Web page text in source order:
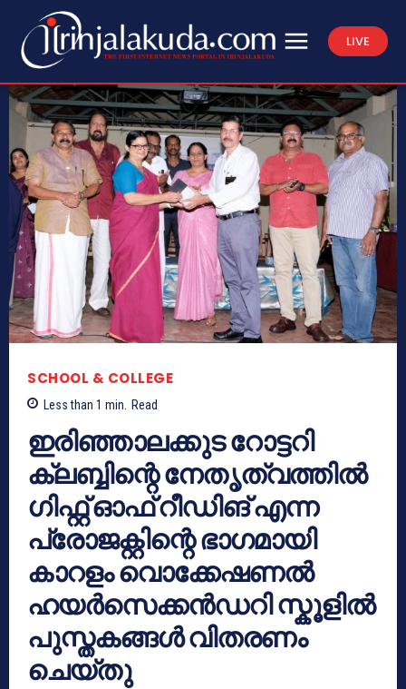
LIVE
SCHOOL & COLLEGE
Less than 1 min. Read
ഇരിഞ്ഞാലക്കുട റോട്ടറി
ക്ലബ്ബിന്റെ നേതൃത്വത്തിൽ
ഗിഫ്റ്റ് ഓഫ് റീഡിങ് എന്ന
പ്രോജക്റ്റിന്റെ ഭാഗമായി
കാറളം വൊക്കേഷണൽ
ഹയർസെക്കൻഡറി സ്കൂളിൽ
പുസ്തകങ്ങൾ വിതരണം
ചെയ്തു